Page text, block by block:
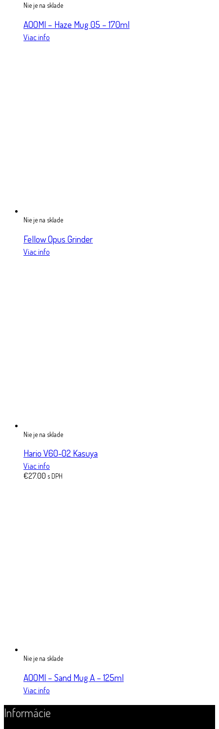
Nie je na sklade
AOOMI – Haze Mug 05 – 170ml
Viac info
Nie je na sklade
Fellow Opus Grinder
Viac info
Nie je na sklade
Hario V60-02 Kasuya
Viac info
€27.00 s DPH
Nie je na sklade
AOOMI – Sand Mug A – 125ml
Viac info
Informácie